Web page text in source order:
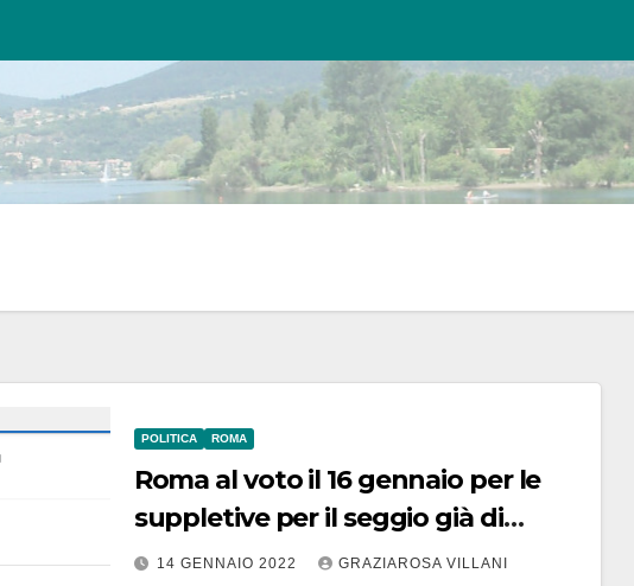
POLITICA ROMA
Roma al voto il 16 gennaio per le
suppletive per il seggio già di
Gualtieri
14 GENNAIO 2022 GRAZIAROSA VILLANI